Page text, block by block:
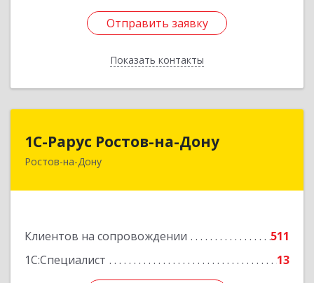
Отправить заявку
Показать контакты
Отправить заявку
Назад
1С-Рарус Ростов-на-Дону
Ростов-на-Дону
Клиентов на сопровождении
511
1С:Специалист
13
344002, Ростовская обл, г.о. город Ростов-на-
Подробнее